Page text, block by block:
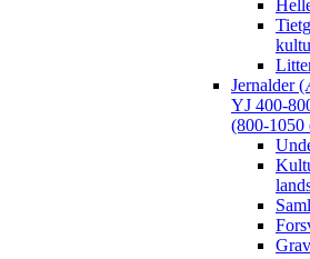
Jernalder
YJ 400-
(800-1050